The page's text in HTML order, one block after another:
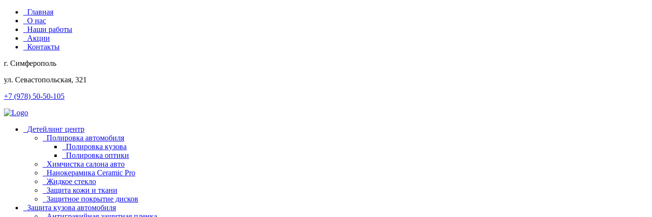
Главная
О нас
Наши работы
Акции
Контакты
г. Симферополь
ул. Севастопольская, 321
+7 (978) 50-50-105
Детейлинг центр
Полировка автомобиля
Полировка кузова
Полировка оптики
Химчистка салона авто
Нанокерамика Ceramic Pro
Жидкое стекло
Защита кожи и ткани
Защитное покрытие дисков
Защита кузова автомобиля